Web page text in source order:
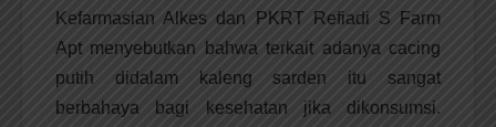
Kefarmasian Alkes dan PKRT Refiadi S Farm
Apt menyebutkan bahwa terkait adanya cacing
putih didalam kaleng sarden itu sangat
berbahaya bagi kesehatan jika dikonsumsi.